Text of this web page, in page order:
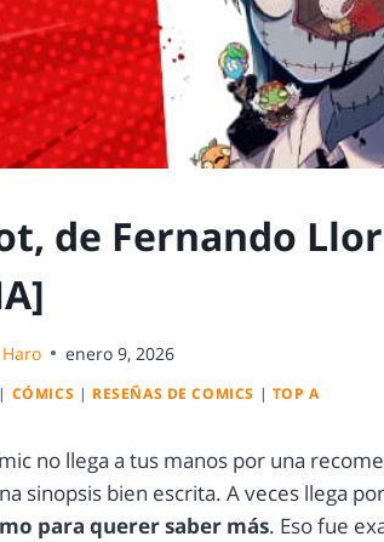
de Fernando
Haro enero 9, 2026
| CÓMICS | RESEÑAS DE COMICS | TOP A
no llega a tus manos por una
sinopsis bien escrita. A veces llega
para querer saber más. Eso fue